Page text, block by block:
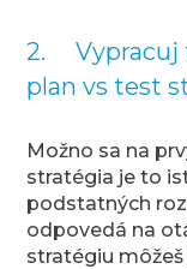
2. Vypracuj
plan vs test
Možno sa na
stratégia je to
podstatných
odpovedá na
stratégiu môžeš